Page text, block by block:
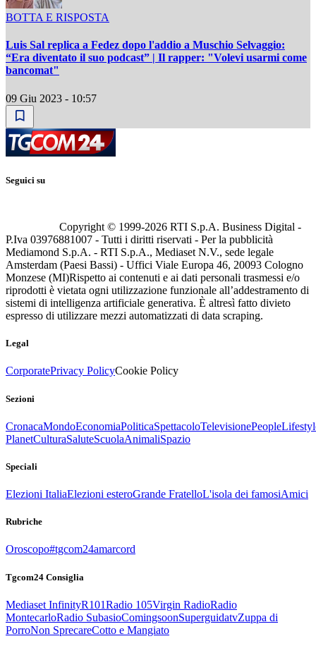
BOTTA E RISPOSTA
Luis Sal replica a Fedez dopo l'addio a Muschio Selvaggio:
“Era diventato il suo podcast” | Il rapper: "Volevi usarmi come
bancomat"
09 Giu 2023 - 10:57
Seguici su
Copyright © 1999-2026 RTI S.p.A. Business Digital -
P.Iva 03976881007 - Tutti i diritti riservati - Per la pubblicità
Mediamond S.p.A. - RTI S.p.A., Mediaset N.V., sede legale
Amsterdam (Paesi Bassi) - Uffici Viale Europa 46, 20093 Cologno
Monzese (MI)Rispetto ai contenuti e ai dati personali trasmessi e/o
riprodotti è vietata ogni utilizzazione funzionale all’addestramento di
sistemi di intelligenza artificiale generativa. È altresì fatto divieto
espresso di utilizzare mezzi automatizzati di data scraping.
Legal
CorporatePrivacy PolicyCookie Policy
Sezioni
CronacaMondoEconomiaPoliticaSpettacoloTelevisionePeople
PlanetCulturaSaluteScuolaAnimaliSpazio
Speciali
Elezioni ItaliaElezioni esteroGrande FratelloL'isola dei famosiAmici
Rubriche
Oroscopo#tgcom24amarcord
Tgcom24 Consiglia
Mediaset InfinityR101Radio 105Virgin RadioRadio
MontecarloRadio SubasioComingsoonSuperguidatvZuppa di
PorroNon SprecareCotto e Mangiato